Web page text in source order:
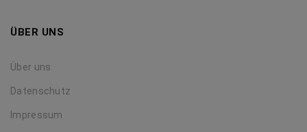
ÜBER UNS
Über uns
Datenschutz
Impressum